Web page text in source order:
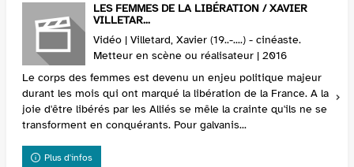
LES FEMMES DE LA LIBÉRATION / XAVIER
VILLETAR...
Vidéo | Villetard, Xavier (19..-....) - cinéaste.
Metteur en scène ou réalisateur | 2016
Le corps des femmes est devenu un enjeu politique majeur
durant les mois qui ont marqué la libération de la France. A la
joie d'être libérés par les Alliés se mêle la crainte qu'ils ne se
transforment en conquérants. Pour galvanis...
Plus d'infos